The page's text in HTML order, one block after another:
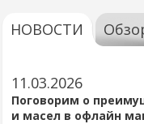
НОВОСТИ
11.03.2026
Поговорим о
и масел в офлайн